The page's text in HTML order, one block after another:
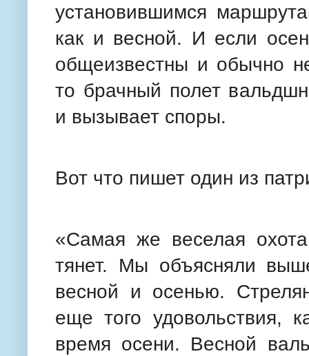
установившимся
как и весной. И если
общеизвестны и обычно
то брачный полет
и вызывает споры.
Вот что пишет один из
«Самая же веселая
тянет. Мы объясняли
весной и осенью.
еще того удовольствия,
время осени. Весной